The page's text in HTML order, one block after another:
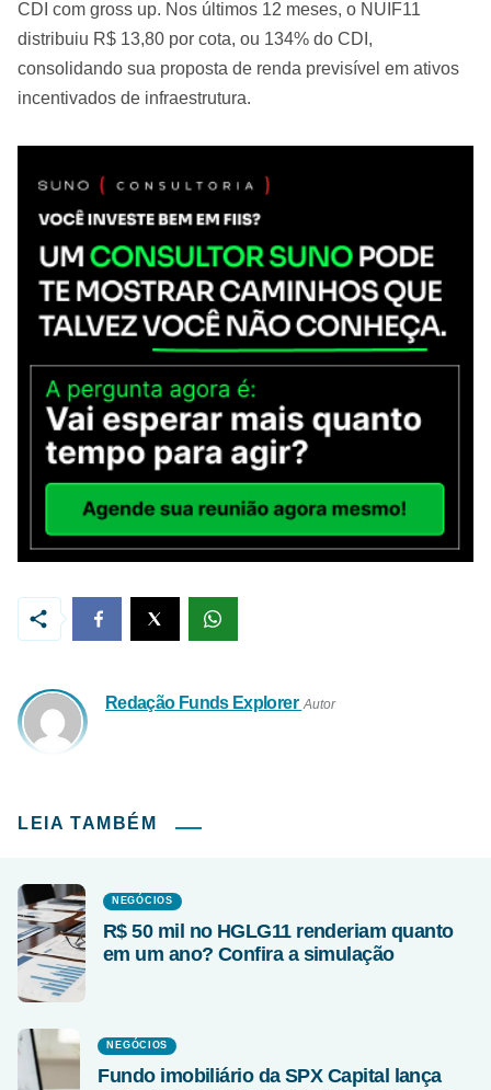
CDI com gross up. Nos últimos 12 meses, o NUIF11
distribuiu R$ 13,80 por cota, ou 134% do CDI,
consolidando sua proposta de renda previsível em ativos
incentivados de infraestrutura.
Redação Funds Explorer Autor
LEIA TAMBÉM
NEGÓCIOS
R$ 50 mil no HGLG11 renderiam quanto
em um ano? Confira a simulação
NEGÓCIOS
Fundo imobiliário da SPX Capital lança